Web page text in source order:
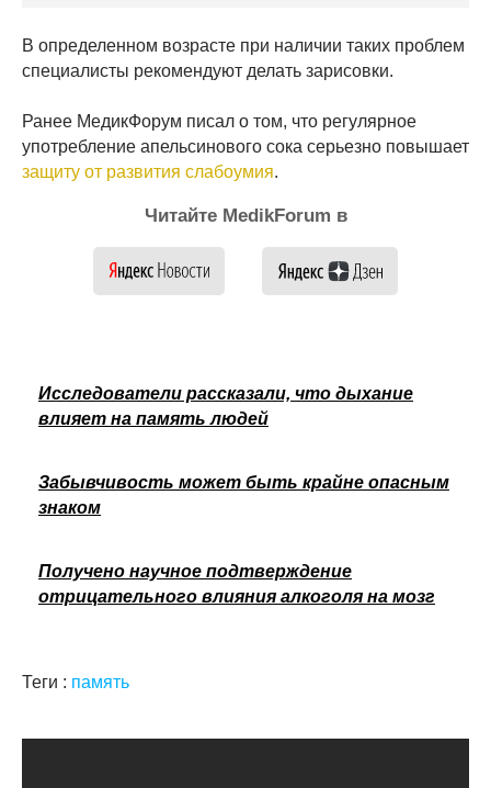
В определенном возрасте при наличии таких проблем
специалисты рекомендуют делать зарисовки.
Ранее МедикФорум писал о том, что регулярное
употребление апельсинового сока серьезно повышает
защиту от развития слабоумия.
Читайте MedikForum в
Исследователи рассказали, что дыхание
влияет на память людей
Забывчивость может быть крайне опасным
знаком
Получено научное подтверждение
отрицательного влияния алкоголя на мозг
Теги : память